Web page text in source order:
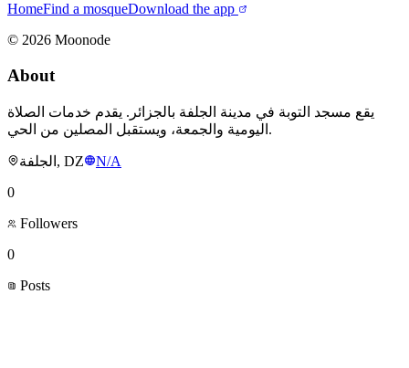
HomeFind a mosqueDownload the app
© 2026 Moonode
About
يقع مسجد التوبة في مدينة الجلفة بالجزائر. يقدم خدمات الصلاة
اليومية والجمعة، ويستقبل المصلين من الحي.
الجلفة, DZ
N/A
0
Followers
0
Posts